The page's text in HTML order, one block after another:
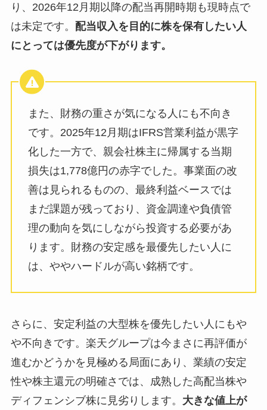
り、2026年12月期以降の配当再開時期も現時点で
は未定です。 配当収入を目的に株を保有したい人
にとっては優先度が下がります。
また、財務の重さが気になる人にも不向き
です。2025年12月期はIFRS営業利益が黒字
化した一方で、親会社株主に帰属する当期
損失は1,778億円の赤字でした。事業面の改
善は見られるものの、最終利益ベースでは
まだ課題が残っており、資金調達や負債管
理の動向を気にしながら投資する必要があ
ります。財務の安定感を最優先したい人に
は、ややハードルが高い銘柄です。
さらに、安定利益の大型株を優先したい人にもや
や不向きです。楽天グループは今まさに再評価が
進むかどうかを見極める局面にあり、業績の安定
性や株主還元の明確さでは、成熟した高配当株や
ディフェンシブ株に見劣りします。 大きな値上が